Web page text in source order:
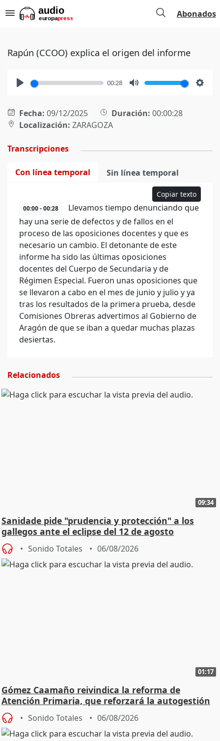
Abonados
Rapún (CCOO) explica el origen del informe
00:28
Fecha: 09/12/2025 Duración: 00:00:28
Localización: ZARAGOZA
Transcripciones
Con línea temporal Sin línea temporal
Copiar texto
00:00 - 00:28
Llevamos tiempo denunciando que
hay una serie de defectos y de fallos en el
proceso de las oposiciones docentes y que es
necesario un cambio. El detonante de este
informe ha sido las últimas oposiciones
docentes del Cuerpo de Secundaria y de
Régimen Especial. Fueron unas oposiciones que
se llevaron a cabo en el mes de junio y julio y ya
tras los resultados de la primera prueba, desde
Comisiones Obreras advertimos al Gobierno de
Aragón de que se iban a quedar muchas plazas
desiertas.
Relacionados
09:34
Sanidade pide "prudencia y protección" a los
gallegos ante el eclipse del 12 de agosto
Sonido Totales 06/08/2026
01:17
Gómez Caamaño reivindica la reforma de
Atención Primaria, que reforzará la autogestión
Sonido Totales 06/08/2026